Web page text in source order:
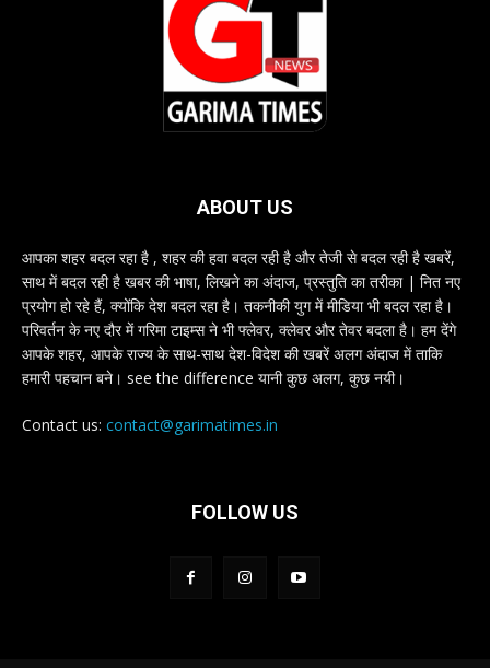
ABOUT US
आपका शहर बदल रहा है , शहर की हवा बदल रही है और तेजी से बदल रही है खबरें,
साथ में बदल रही है खबर की भाषा, लिखने का अंदाज, प्रस्तुति का तरीका | नित नए
प्रयोग हो रहे हैं, क्योंकि देश बदल रहा है। तकनीकी युग में मीडिया भी बदल रहा है।
परिवर्तन के नए दौर में गरिमा टाइम्स ने भी फ्लेवर, क्लेवर और तेवर बदला है। हम देंगे
आपके शहर, आपके राज्य के साथ-साथ देश-विदेश की खबरें अलग अंदाज में ताकि
हमारी पहचान बने। see the difference यानी कुछ अलग, कुछ नयी।
Contact us: contact@garimatimes.in
FOLLOW US